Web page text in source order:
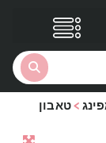
>טאבון